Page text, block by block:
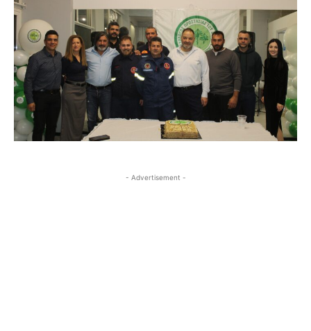
- Advertisement -